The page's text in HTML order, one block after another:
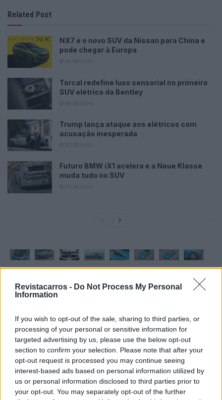
Revistacarros - Do Not Process My Personal
Information
If you wish to opt-out of the sale, sharing to third parties, or
processing of your personal or sensitive information for
targeted advertising by us, please use the below opt-out
section to confirm your selection. Please note that after your
opt-out request is processed you may continue seeing
interest-based ads based on personal information utilized by
us or personal information disclosed to third parties prior to
your opt-out. You may separately opt-out of the further
Related Post
NX7 é o novo SUV da Nissan para China e
pode chegar à Europa
Torcal redefine luxo sensorial no primeiro
SUV elétrico da Bentley
Trump lança ataque aos elétricos com
acusação inesperada
Futuro BMW iX1 acelera e a Neue Klasse
muda tudo no SUV
Tags: Mercedes-AMG SL43
Ricardo Carvalho